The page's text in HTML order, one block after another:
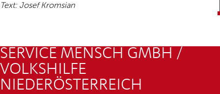
Text: Josef Kromsian
SERVICE MENSCH GMBH /
VOLKSHILFE
NIEDERÖSTERREICH